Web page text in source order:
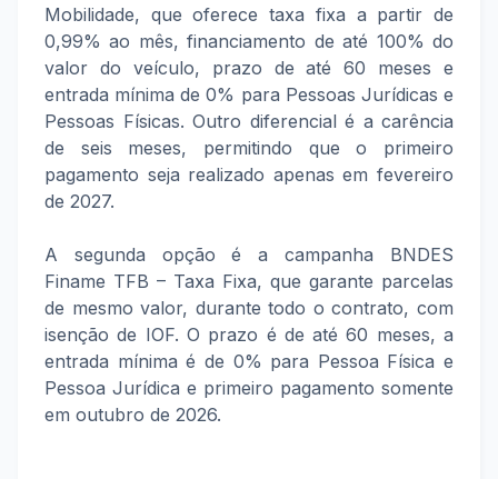
Mobilidade, que oferece taxa fixa a partir de
0,99% ao mês, financiamento de até 100% do
valor do veículo, prazo de até 60 meses e
entrada mínima de 0% para Pessoas Jurídicas e
Pessoas Físicas. Outro diferencial é a carência
de seis meses, permitindo que o primeiro
pagamento seja realizado apenas em fevereiro
de 2027.
A segunda opção é a campanha BNDES
Finame TFB – Taxa Fixa, que garante parcelas
de mesmo valor, durante todo o contrato, com
isenção de IOF. O prazo é de até 60 meses, a
entrada mínima é de 0% para Pessoa Física e
Pessoa Jurídica e primeiro pagamento somente
em outubro de 2026.